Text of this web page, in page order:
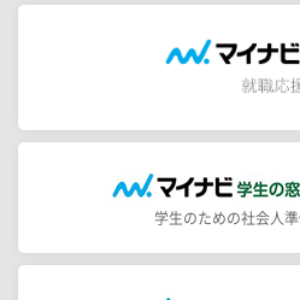
学生のための社会人